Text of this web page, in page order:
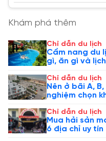
Khám phá thêm
Chỉ dẫn du lịch
Cẩm nang du
gì, ăn gì và
Chỉ dẫn du lịch
Nên ở bãi A,
nghiệm chọn
Chỉ dẫn du lịch
Mua hải sản
6 địa chỉ uy tín